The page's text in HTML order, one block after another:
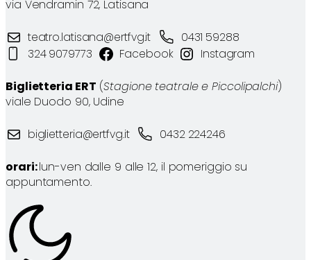
via Vendramin 72, Latisana
teatro.latisana@ertfvg.it
0431 59288
324 9079773
Facebook Instagram
Biglietteria ERT (Stagione teatrale e Piccolipalchi)
viale Duodo 90, Udine
biglietteria@ertfvg.it 0432 224246
orari:lun-ven dalle 9 alle 12, il pomeriggio su
appuntamento.